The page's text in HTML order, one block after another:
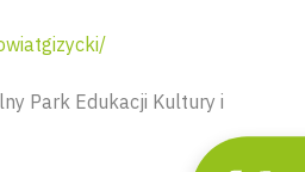
Park Edukacji Kultury i